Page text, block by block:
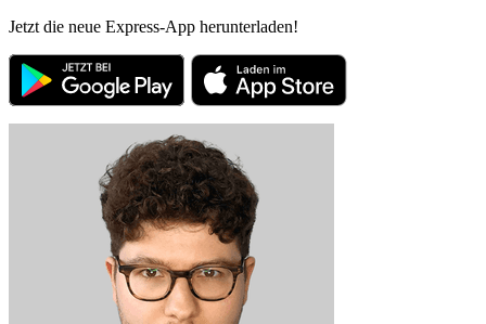
Jetzt die neue Express-App herunterladen!